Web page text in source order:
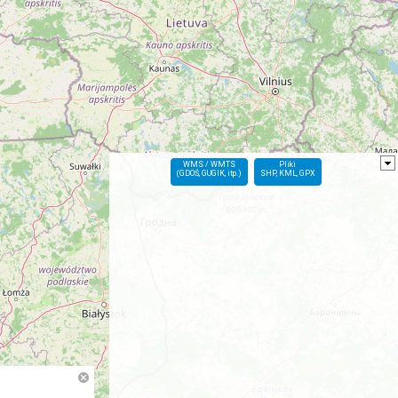
WMS / WMTS
(GDOŚ, GUGIK, itp.)
Pliki
SHP, KML, GPX